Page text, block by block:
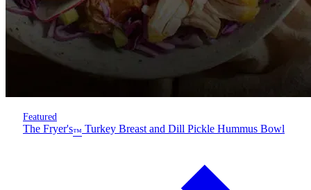
Featured
The Fryer's™ Turkey Breast and Dill Pickle Hummus Bowl